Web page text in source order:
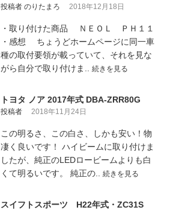
投稿者 のりたまろ 2018年12月18日
・取り付けた商品 ＮＥＯＬ ＰＨ１１
・感想 ちょうどホームページに同一車
種の取付要領が載っていて、それを見な
がら自分で取り付けま.. 続きを見る
トヨタ ノア 2017年式 DBA-ZRR80G
投稿者 2018年11月24日
この明るさ、この白さ、しかも安い！物
凄く良いです！ ハイビームに取り付けま
したが、純正のLEDロービームよりも白
くて明るいです。 純正の.. 続きを見る
スイフトスポーツ H22年式・ZC31S